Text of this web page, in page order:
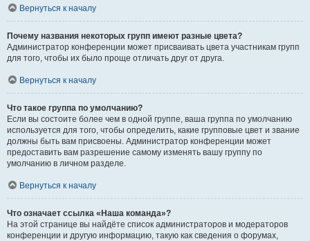
Вернуться к началу
Почему названия некоторых групп имеют разные цвета?
Администратор конференции может присваивать цвета участникам групп
для того, чтобы их было проще отличать друг от друга.
Вернуться к началу
Что такое группа по умолчанию?
Если вы состоите более чем в одной группе, ваша группа по умолчанию
используется для того, чтобы определить, какие групповые цвет и звание
должны быть вам присвоены. Администратор конференции может
предоставить вам разрешение самому изменять вашу группу по
умолчанию в личном разделе.
Вернуться к началу
Что означает ссылка «Наша команда»?
На этой странице вы найдёте список администраторов и модераторов
конференции и другую информацию, такую как сведения о форумах,